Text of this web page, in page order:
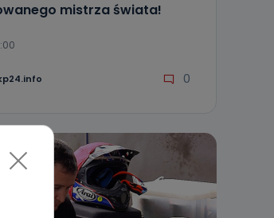
mistrza świata!
0